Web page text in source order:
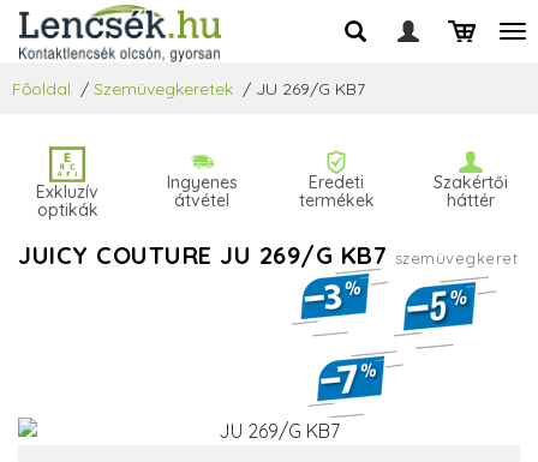
Főoldal / Szemüvegkeretek / JU 269/G KB7
Exkluzív
optikák
Ingyenes
átvétel
Eredeti
termékek
Szakértői
háttér
JUICY COUTURE JU 269/G KB7 szemüvegkeret